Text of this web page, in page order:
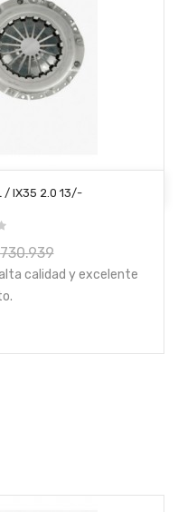
/ IX35 2.0 13/-
calidad y excelente